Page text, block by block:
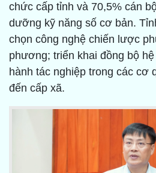
chức cấp tỉnh và 70,5% cán
dưỡng kỹ năng số cơ bản.
chọn công nghệ chiến lược
phương; triển khai đồng bộ
hành tác nghiệp trong các cơ
đến cấp xã.